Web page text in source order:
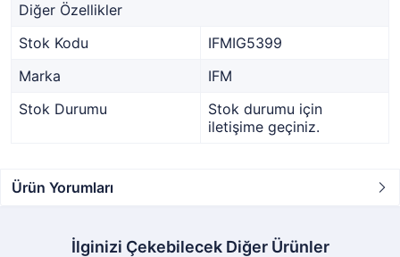
Diğer Özellikler
Stok Kodu
IFMIG5399
Marka
IFM
Stok Durumu
Stok durumu için
iletişime geçiniz.
Ürün Yorumları
İlginizi Çekebilecek Diğer Ürünler